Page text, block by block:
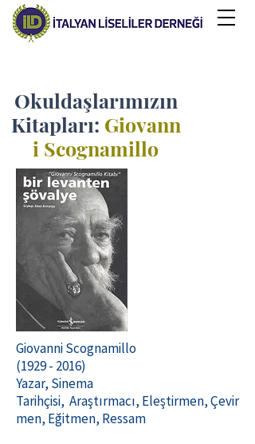
Okuldaşlarımızın
Kitapları: Giovann
i Scognamillo
Giovanni Scognamillo
(1929 - 2016)
Yazar, Sinema
Tarihçisi, Araştırmacı, Eleştirmen, Çevir
men, Eğitmen, Ressam